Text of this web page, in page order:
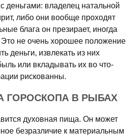
владелец натальной
либо они вообще проходят
блага он презирает, иногда
Это не очень хорошее положение
деньги, извлекать из них
или вкладывать их во что-
рискованны.
ГОРОСКОПА В РЫБАХ
духовная пища. Он может
безразличие к материальным